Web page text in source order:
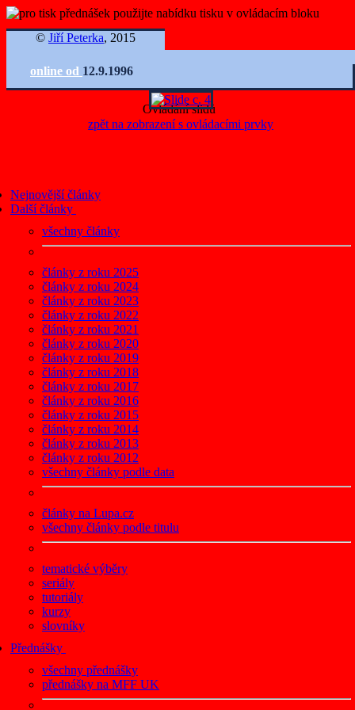
© Jiří Peterka, 2015
online od 12.9.1996
Ovládání slidů
Nejnovější články
Další články
všechny články
články z roku 2025
články z roku 2024
články z roku 2023
články z roku 2022
články z roku 2021
články z roku 2020
články z roku 2019
články z roku 2018
články z roku 2017
články z roku 2016
články z roku 2015
články z roku 2014
články z roku 2013
články z roku 2012
všechny články podle data
články na Lupa.cz
všechny články podle titulu
tematické výběry
seriály
tutoriály
kurzy
slovníky
Přednášky
všechny přednášky
přednášky na MFF UK
zpět na zobrazení s ovládacími prvky